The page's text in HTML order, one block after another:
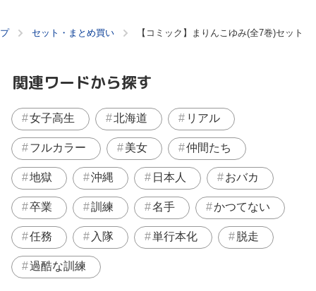
セット・まとめ買い 【コミック】まりんこゆみ(全7巻)セット
関連ワードから探す
女子高生 北海道 リアル
フルカラー 美女 仲間たち
地獄 沖縄 日本人 おバカ
卒業 訓練 名手 かつてない
任務 入隊 単行本化 脱走
過酷な訓練